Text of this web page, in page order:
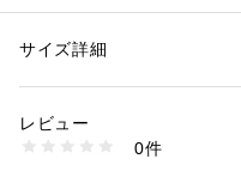
感じていただけます。
性別：レディース
商品番号：
103000612000 （ショップ）
サイズ詳細
レビュー
0件